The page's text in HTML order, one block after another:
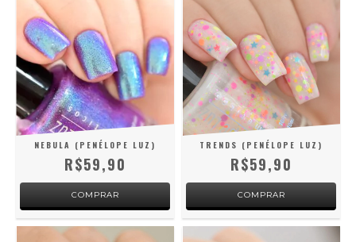
NEBULA (PENÉLOPE LUZ)
R$59,90
TRENDS (PENÉLOPE LUZ)
R$59,90